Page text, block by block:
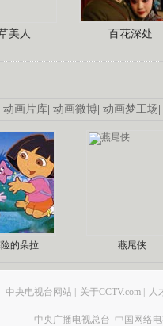
美人 百花深处
动画片库| 动画微博| 动画梦工场|
的朵拉 燕尾侠
中央电视台网站 | 关于CCTV.com | 人
中央广播电视总台 中国网络